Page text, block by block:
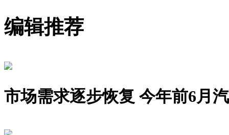
编辑推荐
市场需求逐步恢复 今年前6月